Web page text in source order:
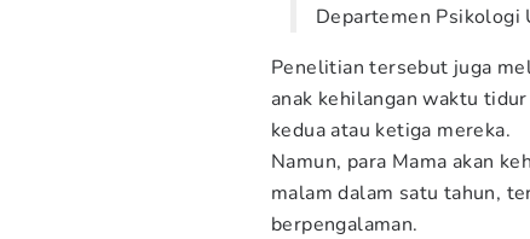
Departemen
Penelitian tersebut juga
anak kehilangan waktu
kedua atau ketiga mereka.
Namun, para Mama akan
malam dalam satu tahun,
berpengalaman.